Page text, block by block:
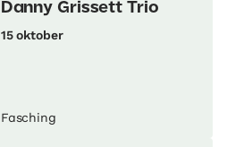
Danny Grissett Trio
15 oktober
Fasching